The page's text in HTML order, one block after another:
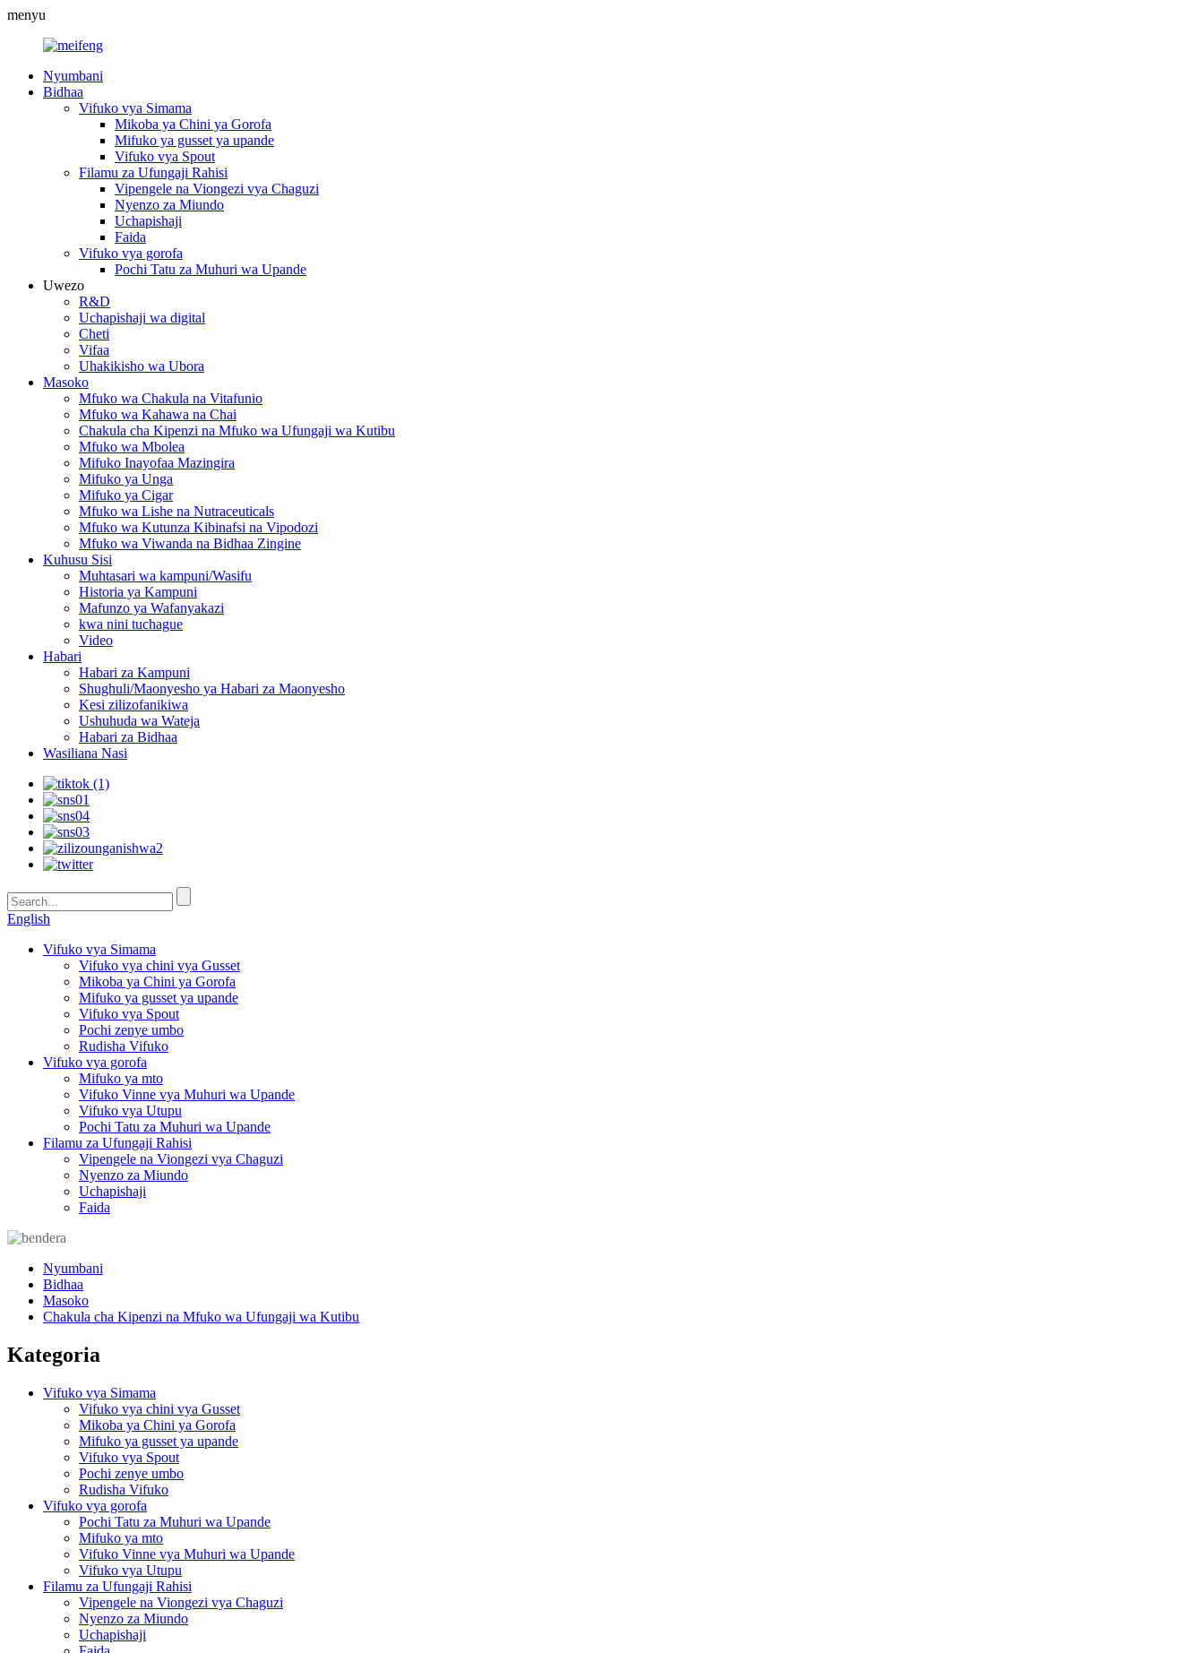
menyu
Nyumbani
Bidhaa
Vifuko vya Simama
Mikoba ya Chini ya Gorofa
Mifuko ya gusset ya upande
Vifuko vya Spout
Filamu za Ufungaji Rahisi
Vipengele na Viongezi vya Chaguzi
Nyenzo za Miundo
Uchapishaji
Faida
Vifuko vya gorofa
Pochi Tatu za Muhuri wa Upande
Uwezo
R&D
Uchapishaji wa digital
Cheti
Vifaa
Uhakikisho wa Ubora
Masoko
Mfuko wa Chakula na Vitafunio
Mfuko wa Kahawa na Chai
Chakula cha Kipenzi na Mfuko wa Ufungaji wa Kutibu
Mfuko wa Mbolea
Mifuko Inayofaa Mazingira
Mifuko ya Unga
Mifuko ya Cigar
Mfuko wa Lishe na Nutraceuticals
Mfuko wa Kutunza Kibinafsi na Vipodozi
Mfuko wa Viwanda na Bidhaa Zingine
Kuhusu Sisi
Muhtasari wa kampuni/Wasifu
Historia ya Kampuni
Mafunzo ya Wafanyakazi
kwa nini tuchague
Video
Habari
Habari za Kampuni
Shughuli/Maonyesho ya Habari za Maonyesho
Kesi zilizofanikiwa
Ushuhuda wa Wateja
Habari za Bidhaa
Wasiliana Nasi
English
Vifuko vya Simama
Vifuko vya chini vya Gusset
Mikoba ya Chini ya Gorofa
Mifuko ya gusset ya upande
Vifuko vya Spout
Pochi zenye umbo
Rudisha Vifuko
Vifuko vya gorofa
Mifuko ya mto
Vifuko Vinne vya Muhuri wa Upande
Vifuko vya Utupu
Pochi Tatu za Muhuri wa Upande
Filamu za Ufungaji Rahisi
Vipengele na Viongezi vya Chaguzi
Nyenzo za Miundo
Uchapishaji
Faida
Nyumbani
Bidhaa
Masoko
Chakula cha Kipenzi na Mfuko wa Ufungaji wa Kutibu
Kategoria
Vifuko vya Simama
Vifuko vya chini vya Gusset
Mikoba ya Chini ya Gorofa
Mifuko ya gusset ya upande
Vifuko vya Spout
Pochi zenye umbo
Rudisha Vifuko
Vifuko vya gorofa
Pochi Tatu za Muhuri wa Upande
Mifuko ya mto
Vifuko Vinne vya Muhuri wa Upande
Vifuko vya Utupu
Filamu za Ufungaji Rahisi
Vipengele na Viongezi vya Chaguzi
Nyenzo za Miundo
Uchapishaji